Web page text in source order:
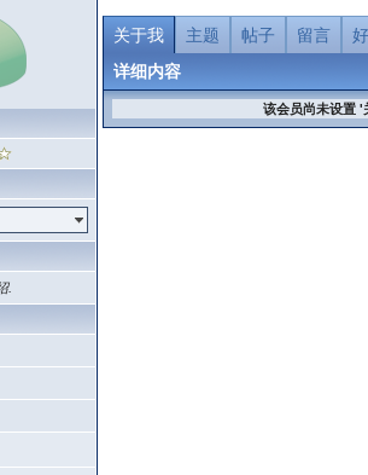
.
关于我 主题 帖子 留言
详细内容
该会员尚未设置 '